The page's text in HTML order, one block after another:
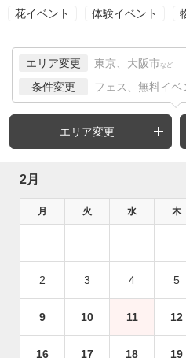
花イベント 体験イベント
エリア変更 東京、大阪市 など
条件変更 フェス、無料イベ
エリア変更
2月
月 火 水 木
2 3 4 5
9 10 11 12
16 17 18 19